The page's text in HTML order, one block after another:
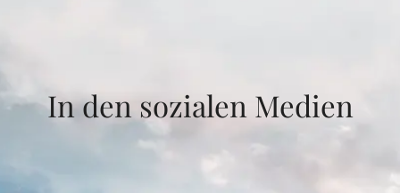
In den sozialen Medien